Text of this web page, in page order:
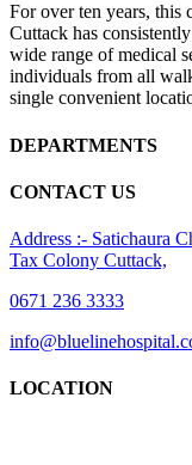
For over ten years, this
Cuttack has
wide range of medical
individuals from all
single convenient
DEPARTMENTS
CONTACT US
Address :- Satichaura
Tax Colony Cuttack,
0671 236 3333
LOCATION